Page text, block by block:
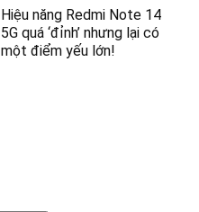
Hiệu năng Redmi Note 14
5G quá ‘đỉnh’ nhưng lại có
một điểm yếu lớn!